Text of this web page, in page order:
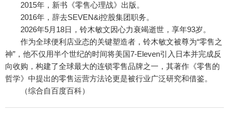
2015年，新书《零售心理战》出版。
2016年，辞去SEVEN&i控股集团职务。
2026年5月18日，铃木敏文因心力衰竭逝世，享年93岁。
作为全球便利店业态的关键塑造者，铃木敏文被尊为“零售之
神”，他不仅用半个世纪的时间将美国7-Eleven引入日本并完成反
向收购，构建了全球最大的连锁零售品牌之一，其著作《零售的
哲学》中提出的零售运营方法论更是被行业广泛研究和借鉴。
（综合自百度百科）